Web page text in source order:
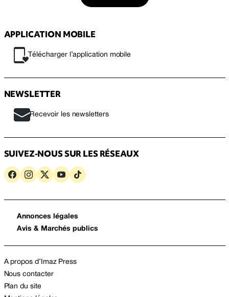
APPLICATION MOBILE
Télécharger l’application mobile
NEWSLETTER
Recevoir les newsletters
SUIVEZ-NOUS SUR LES RÉSEAUX
Annonces légales
Avis & Marchés publics
A propos d’Imaz Press
Nous contacter
Plan du site